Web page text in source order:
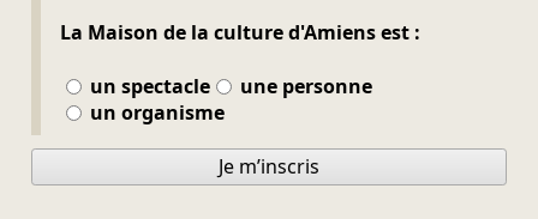
La Maison de la culture d'Amiens est :
un spectacle
une personne
un organisme
Je m’inscris